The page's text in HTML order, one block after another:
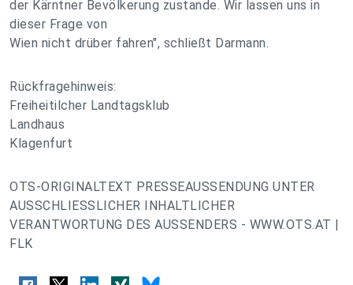
der Kärntner Bevölkerung zustande. Wir lassen uns in
dieser Frage von
Wien nicht drüber fahren", schließt Darmann.
Rückfragehinweis:
Freiheitilcher Landtagsklub
Landhaus
Klagenfurt
OTS-ORIGINALTEXT PRESSEAUSSENDUNG UNTER
AUSSCHLIESSLICHER INHALTLICHER
VERANTWORTUNG DES AUSSENDERS - WWW.OTS.AT |
FLK